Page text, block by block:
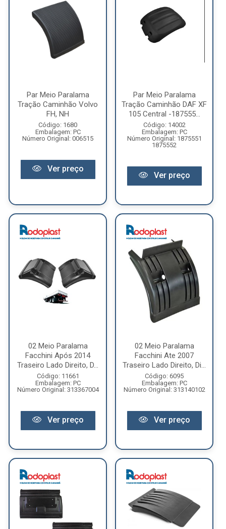
Par Meio Paralama
Tração Caminhão Volvo
FH, NH
Código: 1680
Embalagem: PC
Número Original: 006515
Ver preço
Par Meio Paralama
Tração Caminhão DAF XF
105 Central -187555...
Código: 14002
Embalagem: PC
Número Original: 1875551
1875552
Ver preço
02 Meio Paralama
Facchini Após 2014
Traseiro Lado Direito, D...
Código: 11661
Embalagem: PC
Número Original: 313367004
Ver preço
02 Meio Paralama
Facchini Ate 2007
Traseiro Lado Direito, Di...
Código: 6095
Embalagem: PC
Número Original: 313140102
Ver preço